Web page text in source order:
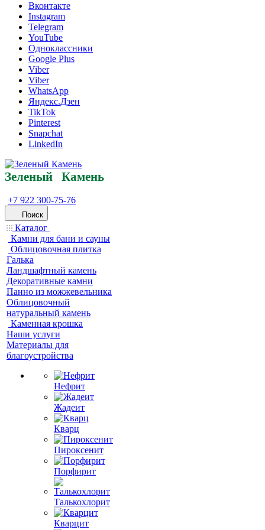
Вконтакте
Instagram
Telegram
YouTube
Одноклассники
Google Plus
Viber
Viber
WhatsApp
Яндекс.Дзен
TikTok
Pinterest
Snapchat
LinkedIn
Зеленый Камень
+7 922 300-75-76
Поиск
Каталог
Камни для бани и сауны
Облицовочная плитка
Галька
Ландшафтный камень
Декоративные камни
Панно из можжевельника
Облицовочный
натуральный камень
Каменная крошка
Наши услуги
Материалы для
благоустройства
Нефрит
Жадеит
Кварц
Пироксенит
Порфирит
Талькохлорит
Кварцит